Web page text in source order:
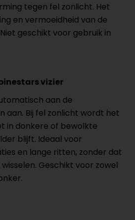
tegen fel zonlicht. Het
en vermoeidheid van de
geschikt voor gebruik in
vizier
aan de
aan. Bij fel zonlicht wordt het
in donkere of bewolkte
blijft. Ideaal voor
en lange ritten, zonder dat
Geschikt voor zowel